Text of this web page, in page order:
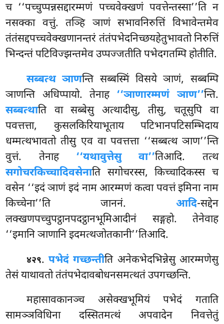
च ‘‘पच्चुप्पन्नसद्दारम्मणं पच्चवेक्खणं पवत्तेन्तस्सा’’ति न
नसक्का वत्तुं. तञ्हि ञाणं सभावनिरुत्तिं विभावेन्तमेव
तंतंसद्दपच्चवेक्खणानन्तरं तंतंपभेदनिच्छयहेतुभावतो निरुत्तिं
भिन्दन्तं पटिविज्झन्तमेव उप्पज्जतीति पभेदगतम्पि होतीति.
सब्बत्थ ञाणन्ति सब्बस्मिं विसये ञाणं, सब्बम्पि
ञाणन्ति अधिप्पायो. तेनाह ‘‘ञाणारम्मणं ञाण’’न्ति.
सब्बत्थाति वा सब्बेसु अत्थादीसु, तीसु, चतूसुपि वा
पवत्तत्ता, कुसलकिरियाभूताय पटिभानपटिसम्भिदाय
धम्मत्थभावतो तीसु एव वा पवत्तत्ता ‘‘सब्बत्थ ञाण’’न्ति
वुत्तं. तेनाह ‘‘यथावुत्तेसु वा’’तिआदि. तत्थ
सगोचरकिच्चादिवसेनाति सगोचरस्स, किच्चादिकस्स च
वसेन ‘‘इदं ञाणं इदं नाम आरम्मणं कत्वा पवत्तं इमिना नाम
किच्चेना’’ति जाननं. आदि-सद्देन
लक्खणपच्चुपट्ठानपदट्ठानभूमिआदीनं सङ्गहो. तेनेवाह
‘‘इमानि ञाणानि इदमत्थजोतकानी’’तिआदि.
४२९.पभेदं गच्छन्तीति अनेकभेदभिन्नेसु आरम्मणेसु
तेसं याथावतो तंतंपभेदावबोधनसमत्थतं उपगच्छन्ति.
महासावकानञ्च असेक्खभूमियं पभेदं गताति
सामञ्ञविधिना दस्सितमत्थं अपवादेन निवत्तेतुं